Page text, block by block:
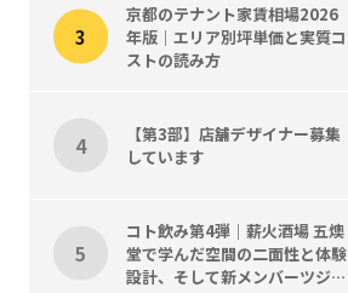
京都のテナント家賃相場2026
年版｜エリア別坪単価と実質コ
ストの読み方
【第3部】店舗デザイナー募集
しています
コト飲み第4弾｜薪火酒場 五燠
堂で学んだ空間の二面性と体験
設計、そして新メンバーツジく